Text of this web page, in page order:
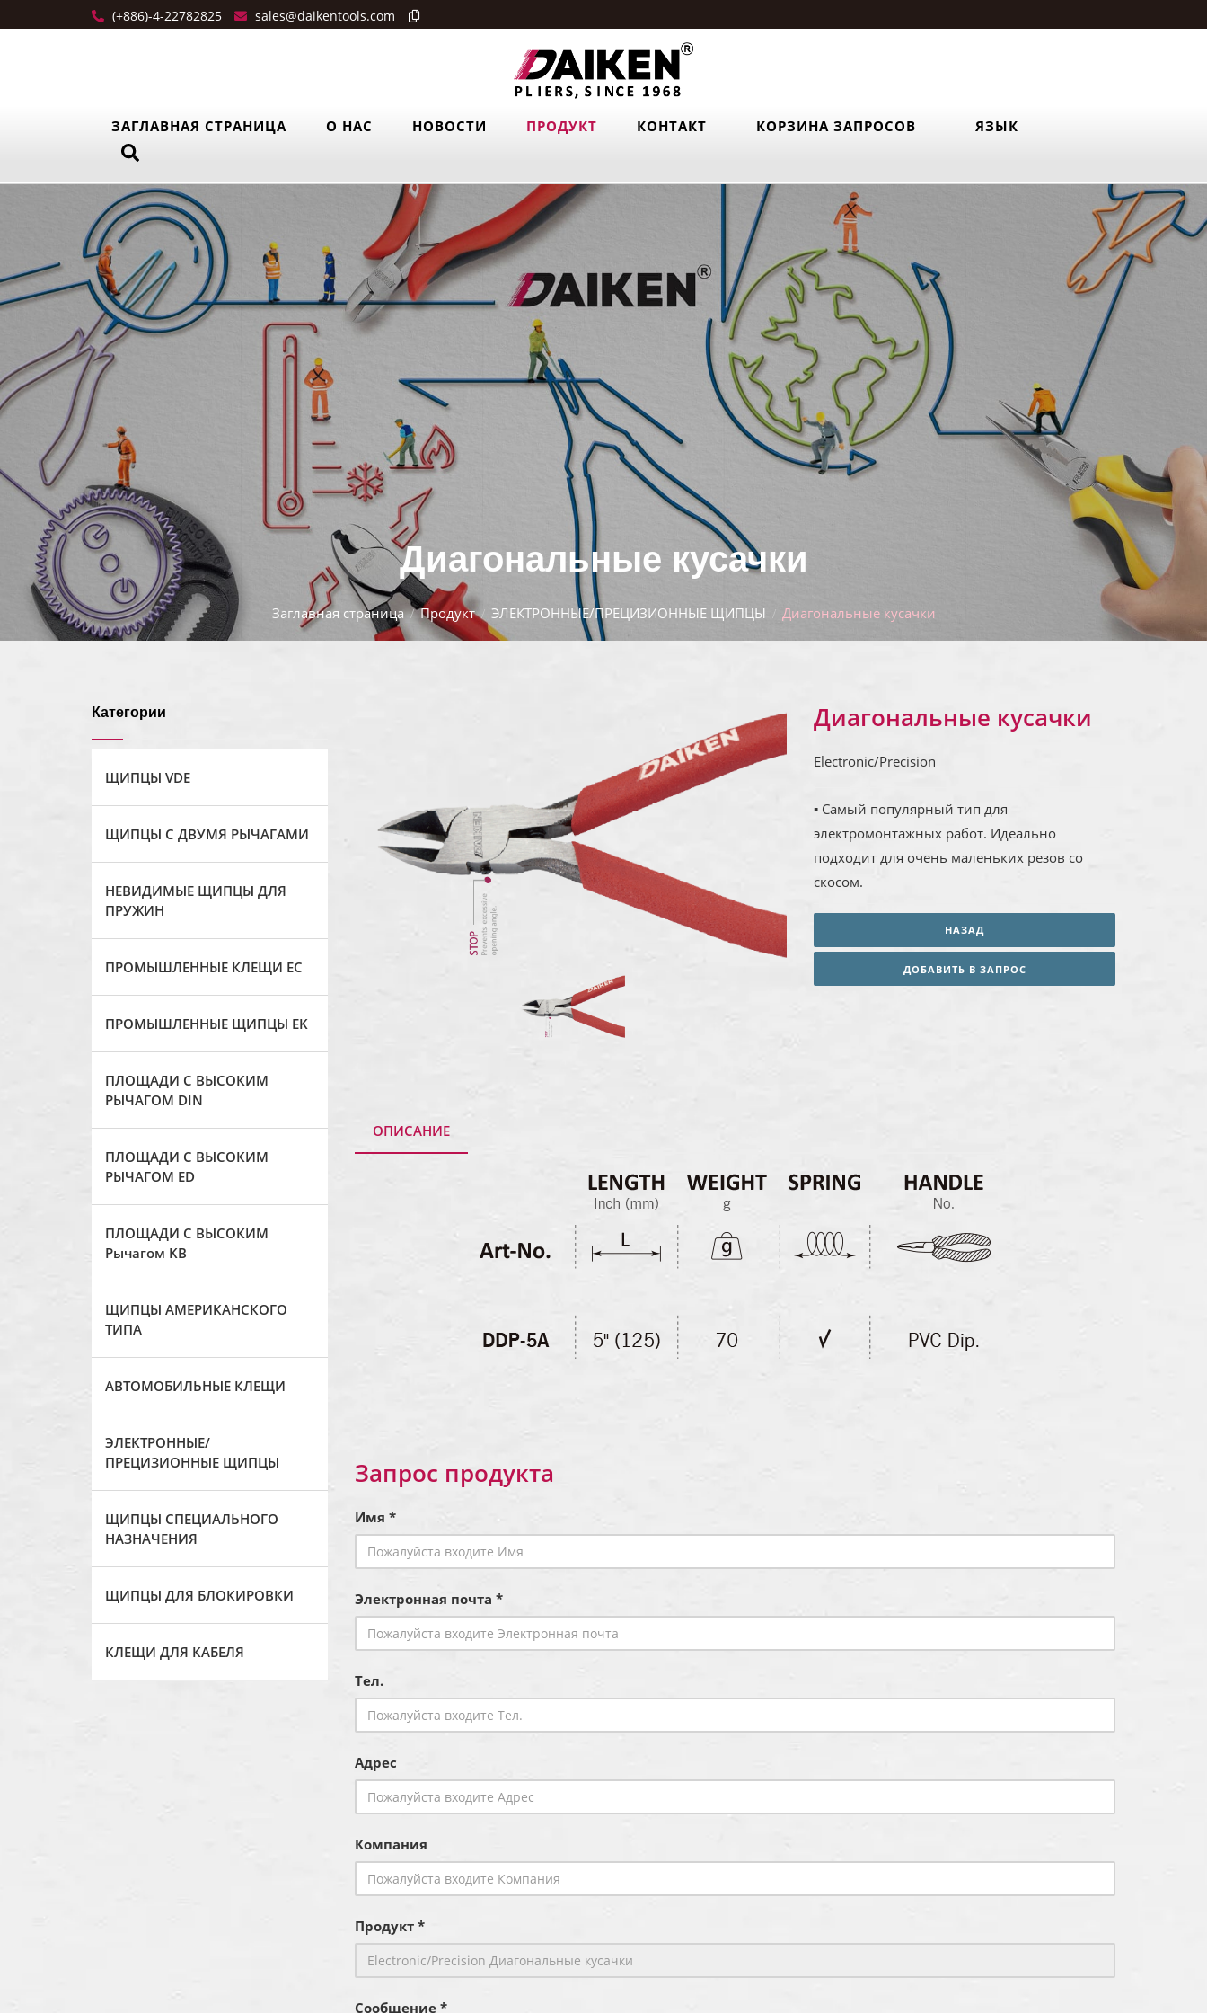
(+886)-4-22782825 sales@daikentools.com
ЗАГЛАВНАЯ СТРАНИЦА О НАС НОВОСТИ ПРОДУКТ КОНТАКТ КОРЗИНА ЗАПРОСОВ ЯЗЫК
Диагональные кусачки
Заглавная страница Продукт ЭЛЕКТРОННЫЕ/ПРЕЦИЗИОННЫЕ ЩИПЦЫ Диагональные кусачки
Категории
ЩИПЦЫ VDE
ЩИПЦЫ С ДВУМЯ РЫЧАГАМИ
НЕВИДИМЫЕ ЩИПЦЫ ДЛЯ
ПРУЖИН
ПРОМЫШЛЕННЫЕ КЛЕЩИ ЕС
ПРОМЫШЛЕННЫЕ ЩИПЦЫ EK
ПЛОЩАДИ С ВЫСОКИМ
РЫЧАГОМ DIN
ПЛОЩАДИ С ВЫСОКИМ
РЫЧАГОМ ED
ПЛОЩАДИ С ВЫСОКИМ
Рычагом KB
ЩИПЦЫ АМЕРИКАНСКОГО
ТИПА
АВТОМОБИЛЬНЫЕ КЛЕЩИ
ЭЛЕКТРОННЫЕ/
ПРЕЦИЗИОННЫЕ ЩИПЦЫ
ЩИПЦЫ СПЕЦИАЛЬНОГО
НАЗНАЧЕНИЯ
ЩИПЦЫ ДЛЯ БЛОКИРОВКИ
КЛЕЩИ ДЛЯ КАБЕЛЯ
Диагональные кусачки
Electronic/Precision
▪ Самый популярный тип для
электромонтажных работ. Идеально
подходит для очень маленьких резов со
скосом.
НАЗАД
ДОБАВИТЬ В ЗАПРОС
ОПИСАНИЕ
Запрос продукта
Имя *
Электронная почта *
Тел.
Адрес
Компания
Продукт *
Сообщение *